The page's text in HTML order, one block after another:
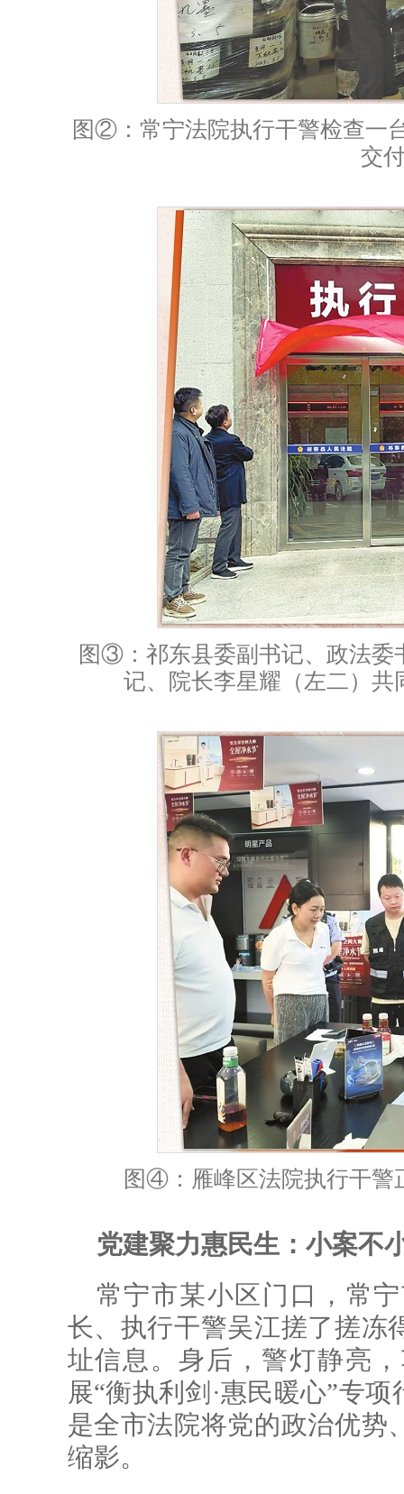
图②：常宁法院执行干警检查一
交
图③：祁东县委副书记、政法委
记、院长李星耀（左二）
图④：雁峰区法院执行干警
党建聚力惠民生：小案不
常宁市某小区门口，常
长、执行干警吴江搓了搓冻
址信息。身后，警灯静亮
展“衡执利剑·惠民暖心”专
是全市法院将党的政治优势
缩影。